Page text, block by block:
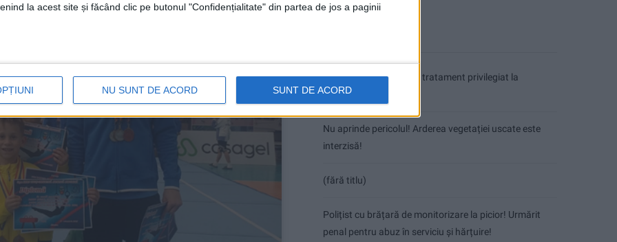
la acest site și făcând clic pe butonul "Confidențialitate" din partea de jos a paginii
NU SUNT DE ACORD SUNT DE ACORD
Coșei acuză: Primar cu tratament privilegiat la
Herculane!
Nu aprinde pericolul! Arderea vegetației uscate este
interzisă!
(fără titlu)
Polițist cu brățară de monitorizare la picior! Urmărit
penal pentru abuz în serviciu și hărțuire!